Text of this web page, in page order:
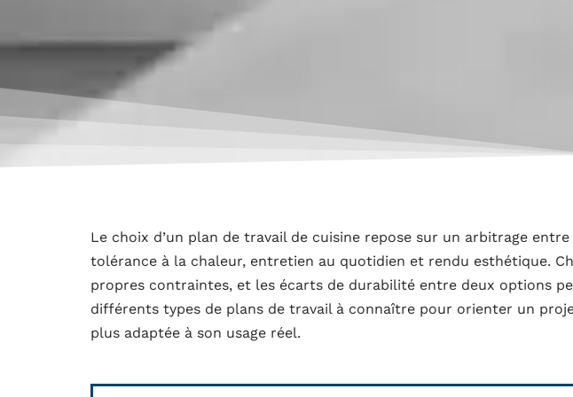
Le choix d’un plan de travail de cuisine repose sur un arbitrage
tolérance à la chaleur, entretien au quotidien et rendu esthétique.
propres contraintes, et les écarts de durabilité entre deux options
différents types de plans de travail à connaître pour orienter un
plus adaptée à son usage réel.